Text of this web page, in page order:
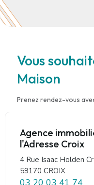
Vous
Maison
Prenez rendez-vous
Agence
l'Adresse Croix
4 Rue Isaac Holden
59170 CROIX
03 20 03 41 74